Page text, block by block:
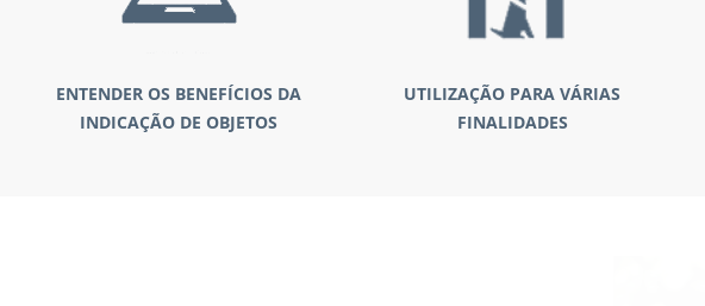
ENTENDER OS BENEFÍCIOS DA
INDICAÇÃO DE OBJETOS
UTILIZAÇÃO PARA VÁRIAS
FINALIDADES